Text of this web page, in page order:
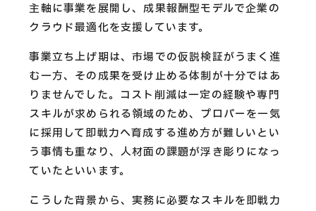
主軸に事業を展開し、成果報酬型モデルで企業の
クラウド最適化を支援しています。
事業立ち上げ期は、市場での仮説検証がうまく進
む一方、その成果を受け止める体制が十分ではあ
りませんでした。コスト削減は一定の経験や専門
スキルが求められる領域のため、プロパーを一気
に採用して即戦力へ育成する進め方が難しいとい
う事情も重なり、人材面の課題が浮き彫りになっ
ていたといいます。
こうした背景から、実務に必要なスキルを即戦力